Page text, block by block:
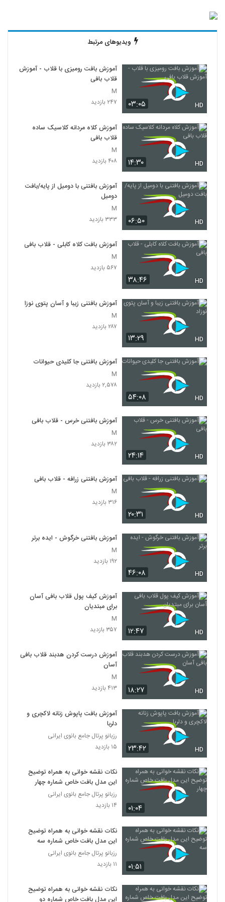
ویدیوهای مرتبط
۰۳:۰۵ HD
آموزش بافت رومیزی با قلاب - آموزش
قلاب بافی
M
۲۴۷ بازدید
۱۴:۳۰ HD
آموزش کلاه مردانه کلاسیک ساده
قلاب بافی
M
۴۰۸ بازدید
۰۶:۵۰ HD
آموزش بافتنی با دومیل از پایه/بافت
دومیل
M
۳۳۳ بازدید
۳۸:۴۶ HD
آموزش بافت کلاه کابلی - قلاب بافی
M
۵۶۷ بازدید
۱۳:۲۹ HD
آموزش بافتنی زیبا و آسان پتوی نوزاد
M
۲۸۷ بازدید
۵۴:۰۸ HD
آموزش بافتنی جا کلیدی حیوانات
M
۲,۵۷۸ بازدید
۲۴:۱۴ HD
آموزش بافتنی خرس - قلاب بافی
M
۳۸۲ بازدید
۲۰:۳۱ HD
آموزش بافتنی زرافه - قلاب بافی
M
۳۱۶ بازدید
۴۶:۰۸ HD
آموزش بافتنی خرگوش - ایده برتر
M
۱۹۲ بازدید
۱۲:۴۷ HD
آموزش کیف پول قلاب بافی آسان
برای مبتدیان
M
۳۵۷ بازدید
۱۸:۲۷ HD
آموزش درست کردن هدبند قلاب بافی
آسان
M
۴۱۳ بازدید
۲۳:۴۲ HD
آموزش بافت پاپوش زنانه لاکچری و
دلربا
رزبانو پرتال جامع بانوی ایرانی
۱۵ بازدید
۰۱:۰۴
نکات نقشه خوانی به همراه توضیح
این مدل بافت خاص شماره چهار
رزبانو پرتال جامع بانوی ایرانی
۱۴ بازدید
۰۱:۵۱
نکات نقشه خوانی به همراه توضیح
این مدل بافت خاص شماره سه
رزبانو پرتال جامع بانوی ایرانی
۱۱ بازدید
نکات نقشه خوانی به همراه توضیح
این مدل بافت خاص شماره دو